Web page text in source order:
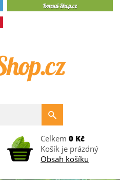
Celkem 0 Kč
Košík je prázdný
Obsah košíku